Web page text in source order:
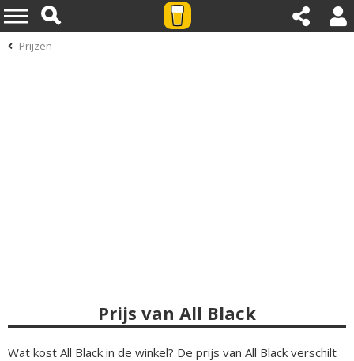
Prijzen
Prijs van All Black
Wat kost All Black in de winkel? De prijs van All Black verschilt